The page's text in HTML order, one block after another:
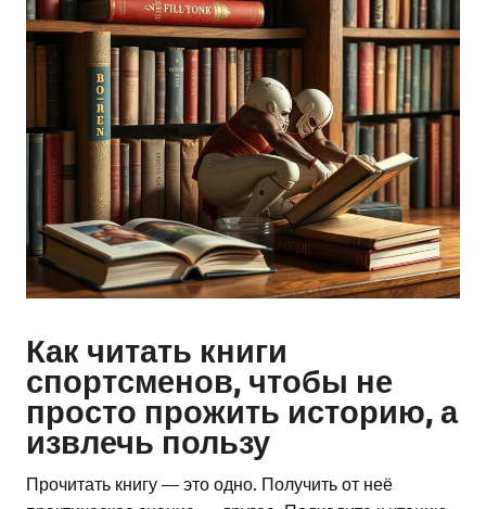
Как читать книги
спортсменов, чтобы не
просто прожить историю, а
извлечь пользу
Прочитать книгу — это одно. Получить от неё